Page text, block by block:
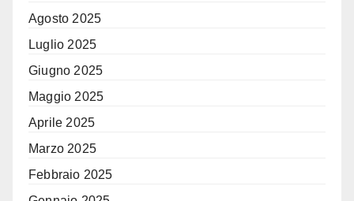
Agosto 2025
Luglio 2025
Giugno 2025
Maggio 2025
Aprile 2025
Marzo 2025
Febbraio 2025